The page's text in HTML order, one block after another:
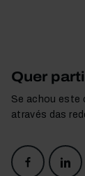
Quer
Se achou este
através das